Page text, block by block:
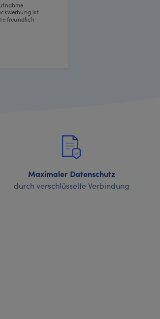
ist
freundlich
Maximaler Datenschutz
durch verschlüsselte Verbindung